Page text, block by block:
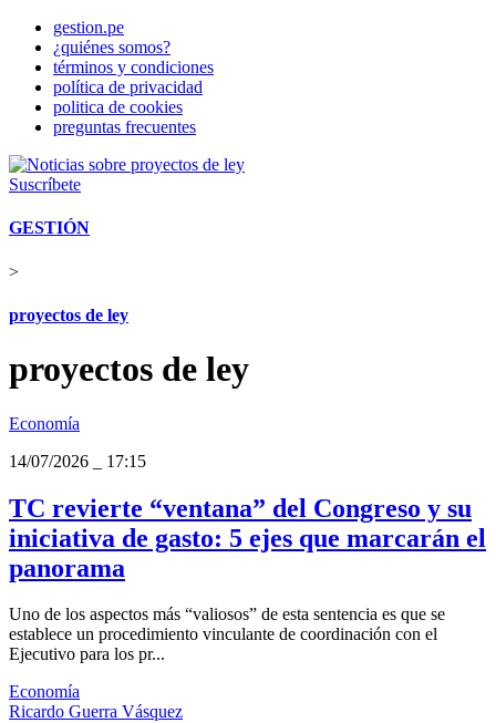
gestion.pe
¿quiénes somos?
términos y condiciones
política de privacidad
politica de cookies
preguntas frecuentes
Suscríbete
GESTIÓN
>
proyectos de ley
proyectos de ley
Economía
14/07/2026
17:15
TC revierte “ventana” del Congreso y su
iniciativa de gasto: 5 ejes que marcarán el
panorama
Uno de los aspectos más “valiosos” de esta sentencia es que se
establece un procedimiento vinculante de coordinación con el
Ejecutivo para los pr...
Economía
Ricardo Guerra Vásquez